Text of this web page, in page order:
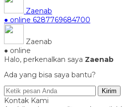
Zaenab
● online 6287769684700
Zaenab
● online
Halo, perkenalkan saya Zaenab
Ada yang bisa saya bantu?
Kirim
Kontak Kami